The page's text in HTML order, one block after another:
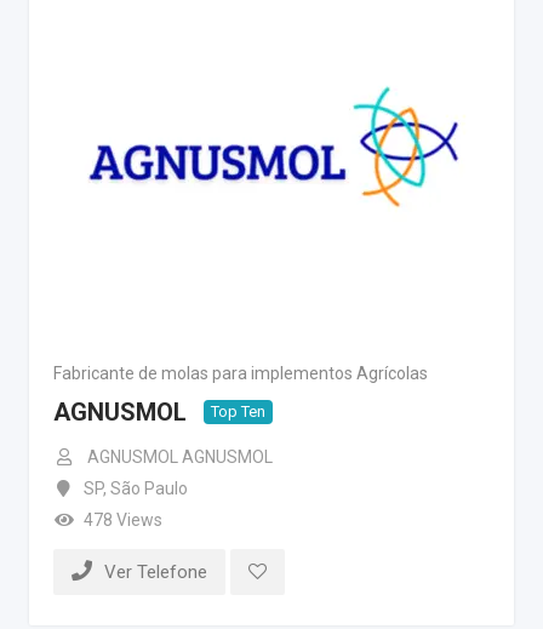
Fabricante de molas para implementos Agrícolas
AGNUSMOL Top Ten
AGNUSMOL AGNUSMOL
SP, São Paulo
478 Views
Ver Telefone